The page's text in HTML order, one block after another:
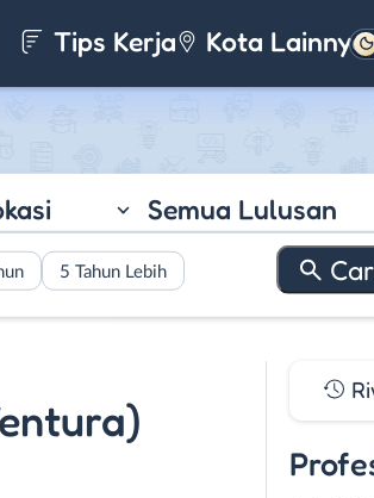
Tips Kerja Kota Lainnya
Semua Lulusan
5 Tahun Lebih